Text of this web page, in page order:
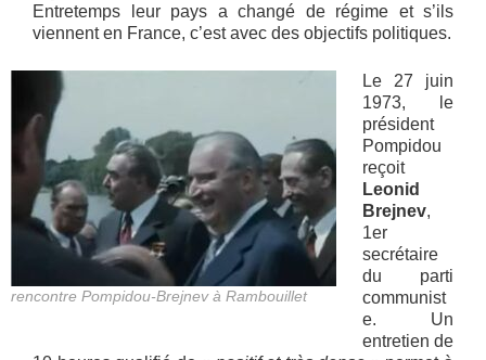
Entretemps leur pays a changé de régime et s’ils
viennent en France, c’est avec des objectifs politiques.
rencontre Pompidou-Brejnev à Rambouillet
Le 27 juin
1973, le
président
Pompidou
reçoit
Leonid
Brejnev,
1er
secrétaire
du parti
communist
e. Un
entretien de